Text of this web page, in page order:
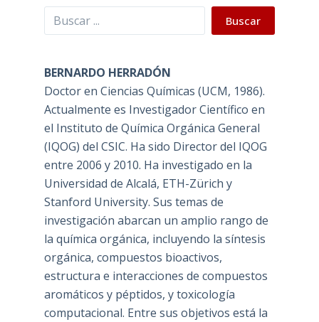
Buscar Buscar
BERNARDO HERRADÓN
Doctor en Ciencias Químicas (UCM, 1986).
Actualmente es Investigador Científico en
el Instituto de Química Orgánica General
(IQOG) del CSIC. Ha sido Director del IQOG
entre 2006 y 2010. Ha investigado en la
Universidad de Alcalá, ETH-Zürich y
Stanford University. Sus temas de
investigación abarcan un amplio rango de
la química orgánica, incluyendo la síntesis
orgánica, compuestos bioactivos,
estructura e interacciones de compuestos
aromáticos y péptidos, y toxicología
computacional. Entre sus objetivos está la